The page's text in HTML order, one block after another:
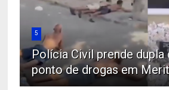
5
Polícia Civil prende dupla
ponto de drogas em